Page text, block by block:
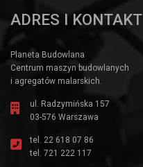
ADRES I KONTAKT
Planeta Budowlana
Centrum maszyn budowlanych
i agregatów malarskich.
ul. Radzymińska 157
03-576 Warszawa
tel. 22 618 07 86
tel. 721 222 117